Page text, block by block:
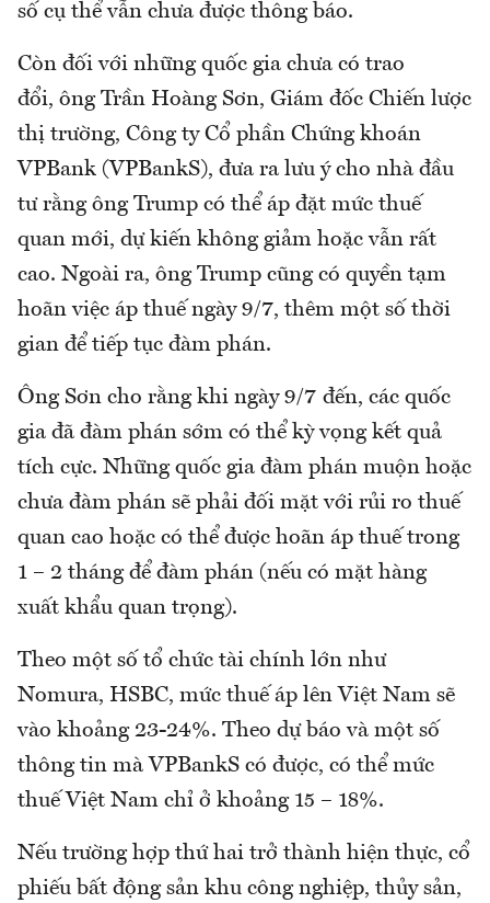
số cụ thể vẫn chưa được thông báo.
Còn đối với những quốc gia chưa có trao
đổi, ông Trần Hoàng Sơn, Giám đốc Chiến lược
thị trường, Công ty Cổ phần Chứng khoán
VPBank (VPBankS), đưa ra lưu ý cho nhà đầu
tư rằng ông Trump có thể áp đặt mức thuế
quan mới, dự kiến không giảm hoặc vẫn rất
cao. Ngoài ra, ông Trump cũng có quyền tạm
hoãn việc áp thuế ngày 9/7, thêm một số thời
gian để tiếp tục đàm phán.
Ông Sơn cho rằng khi ngày 9/7 đến, các quốc
gia đã đàm phán sớm có thể kỳ vọng kết quả
tích cực. Những quốc gia đàm phán muộn hoặc
chưa đàm phán sẽ phải đối mặt với rủi ro thuế
quan cao hoặc có thể được hoãn áp thuế trong
1 – 2 tháng để đàm phán (nếu có mặt hàng
xuất khẩu quan trọng).
Theo một số tổ chức tài chính lớn như
Nomura, HSBC, mức thuế áp lên Việt Nam sẽ
vào khoảng 23-24%. Theo dự báo và một số
thông tin mà VPBankS có được, có thể mức
thuế Việt Nam chỉ ở khoảng 15 – 18%.
Nếu trường hợp thứ hai trở thành hiện thực, cổ
phiếu bất động sản khu công nghiệp, thủy sản,